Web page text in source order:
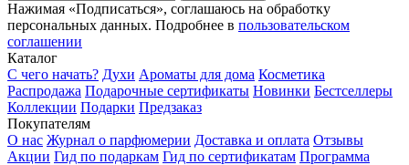
Нажимая «Подписаться», соглашаюсь на обработку
персональных данных. Подробнее в пользовательском
соглашении
Каталог
С чего начать? Духи Ароматы для дома Косметика
Распродажа Подарочные сертификаты Новинки Бестселлеры
Коллекции Подарки Предзаказ
Покупателям
О нас Журнал о парфюмерии Доставка и оплата Отзывы
Акции Гид по подаркам Гид по сертификатам Программа